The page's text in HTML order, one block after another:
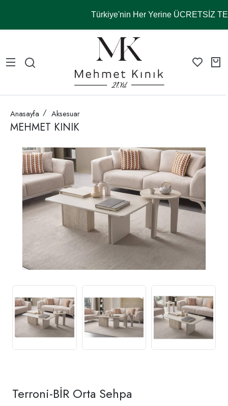
Türkiye'nin Her Yerine ÜCRETSİZ
Anasayfa Aksesuar
MEHMET KINIK
Terroni-BİR Orta Sehpa